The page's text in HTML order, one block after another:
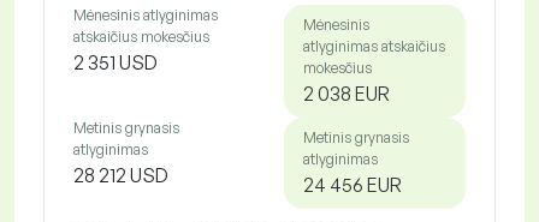
Mėnesinis atlyginimas
atskaičius mokesčius
2 351 USD
Mėnesinis
atlyginimas atskaičius
mokesčius
2 038 EUR
Metinis grynasis
atlyginimas
28 212 USD
Metinis grynasis
atlyginimas
24 456 EUR